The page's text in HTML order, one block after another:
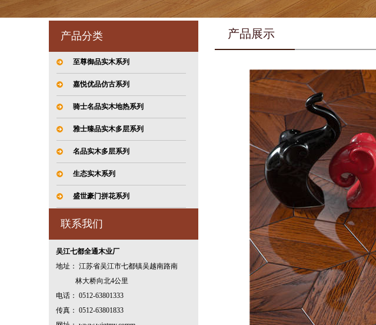
产品分类
至尊御品实木系列
嘉悦优品仿古系列
骑士名品实木地热系列
雅士臻品实木多层系列
名品实木多层系列
生态实木系列
盛世豪门拼花系列
联系我们
吴江七都全通木业厂
地址： 江苏省吴江市七都镇吴越南路南
林大桥向北4公里
电话： 0512-63801333
传真： 0512-63801833
产品展示